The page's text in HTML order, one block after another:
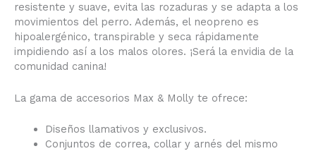
resistente y suave, evita las rozaduras y se adapta a los
movimientos del perro. Además, el neopreno es
hipoalergénico, transpirable y seca rápidamente
impidiendo así a los malos olores. ¡Será la envidia de la
comunidad canina!
La gama de accesorios Max & Molly te ofrece:
Diseños llamativos y exclusivos.
Conjuntos de correa, collar y arnés del mismo